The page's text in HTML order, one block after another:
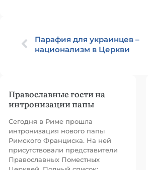
Парафия для украинцев –
национализм в Церкви
Православные гости на
интронизации папы
Сегодня в Риме прошла
интронизация нового папы
Римского Франциска. На ней
присутствовали представители
Православных Поместных